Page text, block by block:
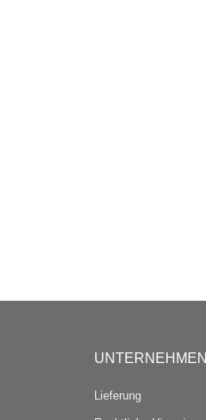
UNTERNEHMEN
Lieferung